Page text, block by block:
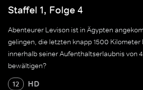
Staffel 1, Folge 4
Abenteurer Levison ist in Ägypten
gelingen, die letzten knapp 1500
innerhalb seiner Aufenthaltserlaubnis von
bewältigen?
12 HD